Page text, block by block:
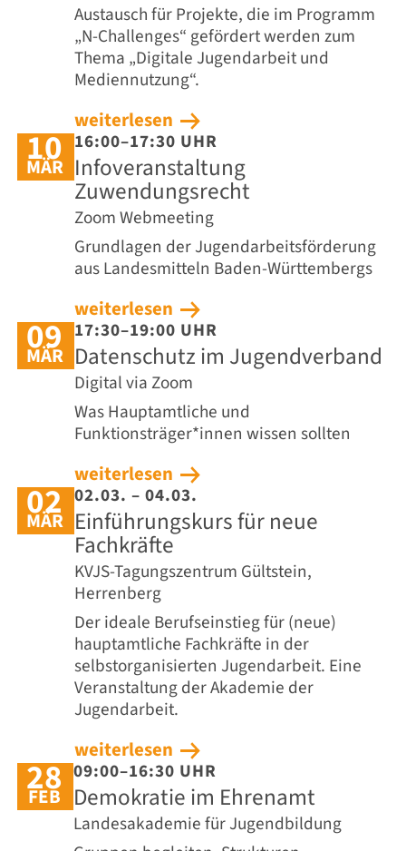
Austausch für Projekte, die im Programm
„N-Challenges“ gefördert werden zum
Thema „Digitale Jugendarbeit und
Mediennutzung“.
weiterlesen
10
MÄR
16:00–17:30 UHR
Infoveranstaltung
Zuwendungsrecht
Zoom Webmeeting
Grundlagen der Jugendarbeitsförderung
aus Landesmitteln Baden-Württembergs
weiterlesen
09
MÄR
17:30–19:00 UHR
Datenschutz im Jugendverband
Digital via Zoom
Was Hauptamtliche und
Funktionsträger*innen wissen sollten
weiterlesen
02
MÄR
02.03. – 04.03.
Einführungskurs für neue
Fachkräfte
KVJS-Tagungszentrum Gültstein,
Herrenberg
Der ideale Berufseinstieg für (neue)
hauptamtliche Fachkräfte in der
selbstorganisierten Jugendarbeit. Eine
Veranstaltung der Akademie der
Jugendarbeit.
weiterlesen
28
FEB
09:00–16:30 UHR
Demokratie im Ehrenamt
Landesakademie für Jugendbildung